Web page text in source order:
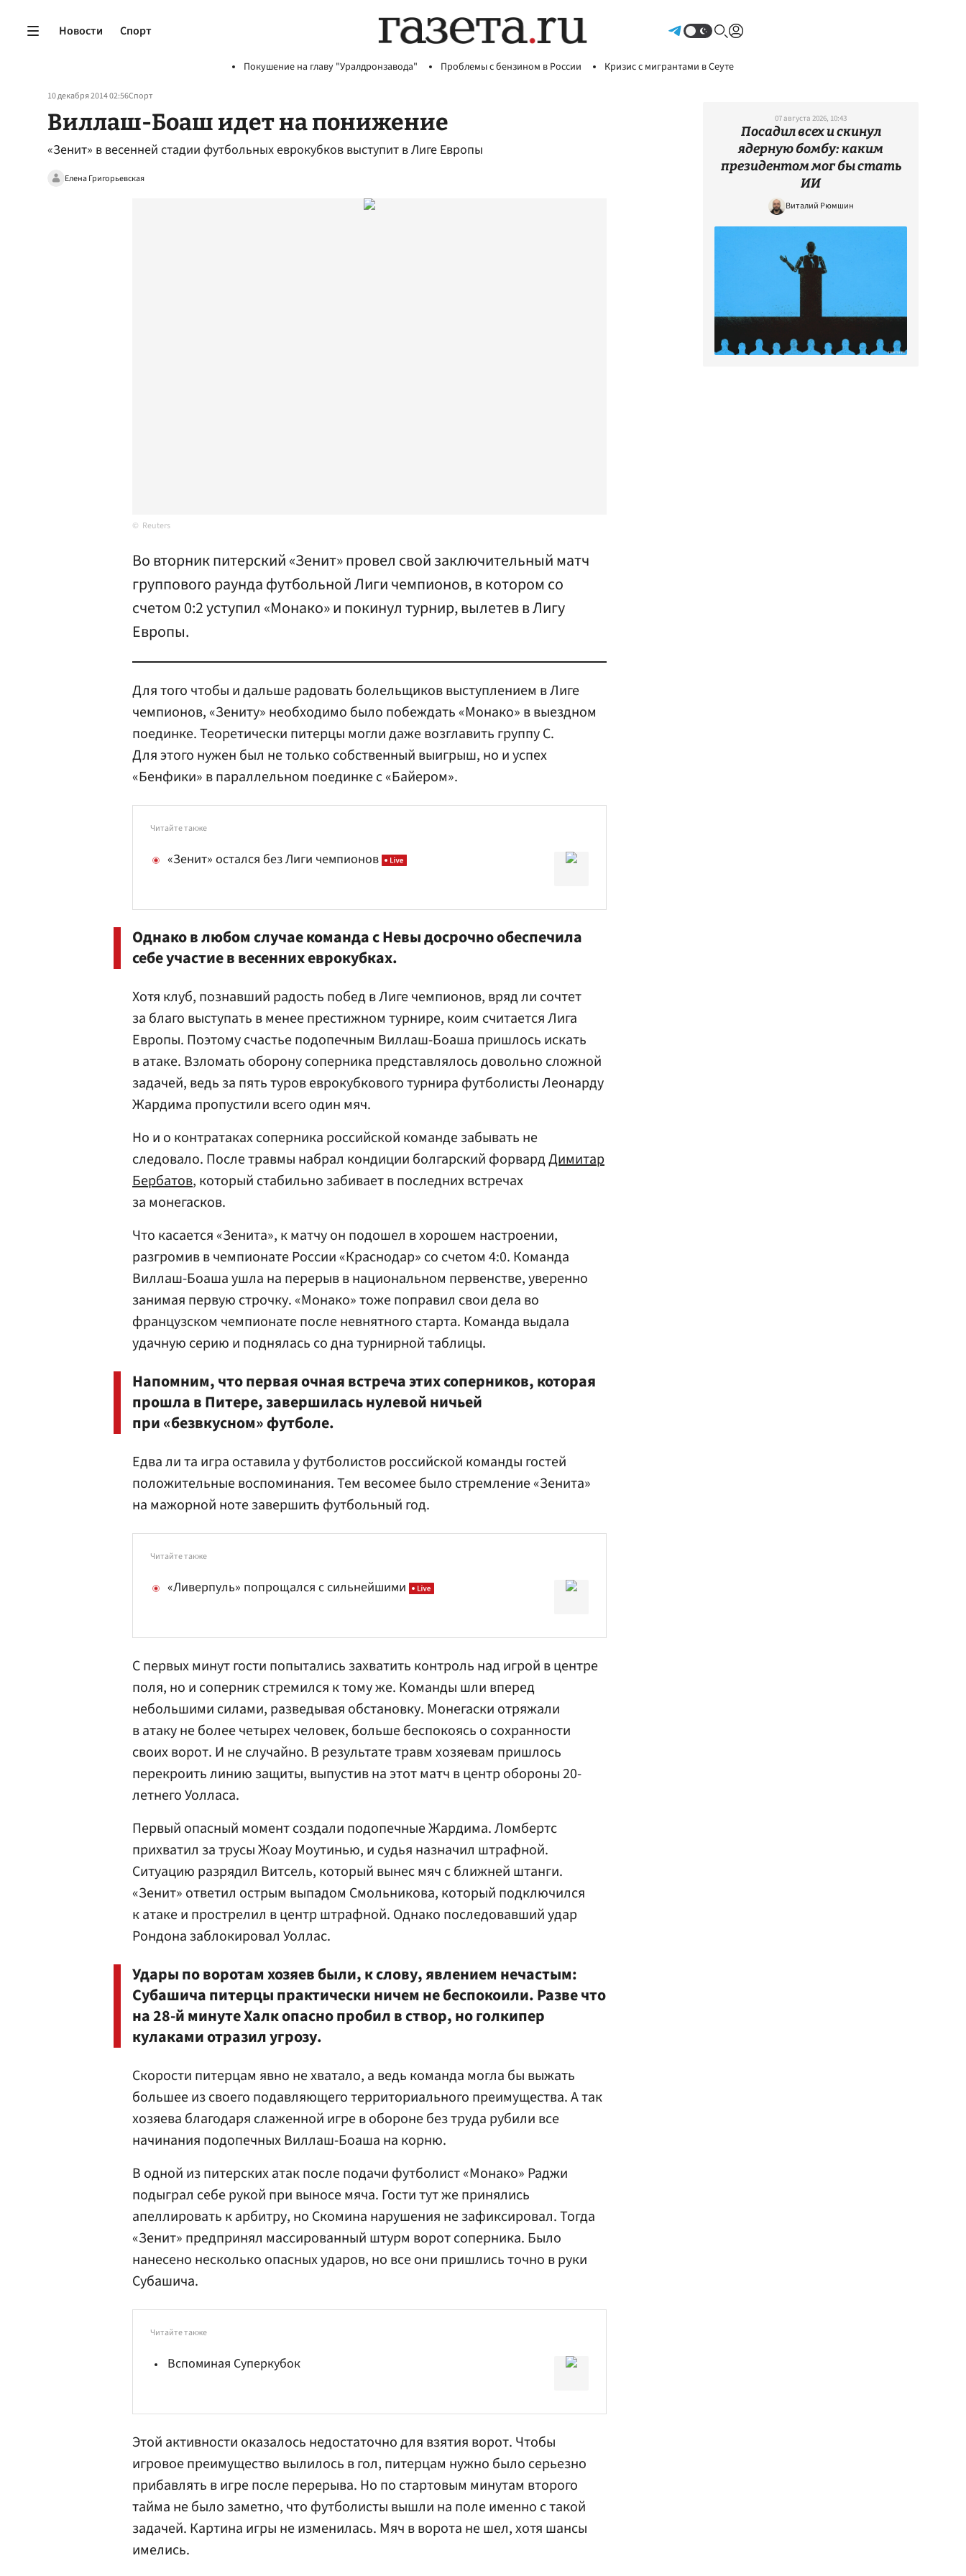
Новости Спорт
Покушение на главу "Уралдронзавода" Проблемы с бензином в России Кризис с мигрантами в Сеуте
10 декабря 2014 02:56Спорт
Виллаш-Боаш идет на понижение
«Зенит» в весенней стадии футбольных еврокубков выступит в Лиге Европы
Елена Григорьевская
Reuters
Во вторник питерский «Зенит» провел свой заключительный матч
группового раунда футбольной Лиги чемпионов, в котором со
счетом 0:2 уступил «Монако» и покинул турнир, вылетев в Лигу
Европы.
Для того чтобы и дальше радовать болельщиков выступлением в Лиге
чемпионов, «Зениту» необходимо было побеждать «Монако» в выездном
поединке. Теоретически питерцы могли даже возглавить группу С.
Для этого нужен был не только собственный выигрыш, но и успех
«Бенфики» в параллельном поединке с «Байером».
Читайте также
«Зенит» остался без Лиги чемпионов
Однако в любом случае команда с Невы досрочно обеспечила
себе участие в весенних еврокубках.
Хотя клуб, познавший радость побед в Лиге чемпионов, вряд ли сочтет
за благо выступать в менее престижном турнире, коим считается Лига
Европы. Поэтому счастье подопечным Виллаш-Боаша пришлось искать
в атаке. Взломать оборону соперника представлялось довольно сложной
задачей, ведь за пять туров еврокубкового турнира футболисты Леонарду
Жардима пропустили всего один мяч.
Но и о контратаках соперника российской команде забывать не
следовало. После травмы набрал кондиции болгарский форвардДимитар
Бербатов, который стабильно забивает в последних встречах
за монегасков.
Что касается «Зенита», к матчу он подошел в хорошем настроении,
разгромив в чемпионате России «Краснодар» со счетом 4:0. Команда
Виллаш-Боаша ушла на перерыв в национальном первенстве, уверенно
занимая первую строчку. «Монако» тоже поправил свои дела во
французском чемпионате после невнятного старта. Команда выдала
удачную серию и поднялась со дна турнирной таблицы.
Напомним, что первая очная встреча этих соперников, которая
прошла в Питере, завершилась нулевой ничьей
при «безвкусном» футболе.
Едва ли та игра оставила у футболистов российской команды гостей
положительные воспоминания. Тем весомее было стремление «Зенита»
на мажорной ноте завершить футбольный год.
Читайте также
«Ливерпуль» попрощался с сильнейшими
С первых минут гости попытались захватить контроль над игрой в центре
поля, но и соперник стремился к тому же. Команды шли вперед
небольшими силами, разведывая обстановку. Монегаски отряжали
в атаку не более четырех человек, больше беспокоясь о сохранности
своих ворот. И не случайно. В результате травм хозяевам пришлось
перекроить линию защиты, выпустив на этот матч в центр обороны 20-
летнего Уолласа.
Первый опасный момент создали подопечные Жардима. Ломбертс
прихватил за трусы Жоау Моутинью, и судья назначил штрафной.
Ситуацию разрядил Витсель, который вынес мяч с ближней штанги.
«Зенит» ответил острым выпадом Смольникова, который подключился
к атаке и прострелил в центр штрафной. Однако последовавший удар
Рондона заблокировал Уоллас.
Удары по воротам хозяев были, к слову, явлением нечастым:
Субашича питерцы практически ничем не беспокоили. Разве что
на 28-й минуте Халк опасно пробил в створ, но голкипер
кулаками отразил угрозу.
Скорости питерцам явно не хватало, а ведь команда могла бы выжать
большее из своего подавляющего территориального преимущества. А так
хозяева благодаря слаженной игре в обороне без труда рубили все
начинания подопечных Виллаш-Боаша на корню.
В одной из питерских атак после подачи футболист «Монако» Раджи
подыграл себе рукой при выносе мяча. Гости тут же принялись
апеллировать к арбитру, но Скомина нарушения не зафиксировал. Тогда
«Зенит» предпринял массированный штурм ворот соперника. Было
нанесено несколько опасных ударов, но все они пришлись точно в руки
Субашича.
Читайте также
Вспоминая Суперкубок
Этой активности оказалось недостаточно для взятия ворот. Чтобы
игровое преимущество вылилось в гол, питерцам нужно было серьезно
прибавлять в игре после перерыва. Но по стартовым минутам второго
тайма не было заметно, что футболисты вышли на поле именно с такой
задачей. Картина игры не изменилась. Мяч в ворота не шел, хотя шансы
имелись.
07 августа 2026, 10:43
Посадил всех и скинул
ядерную бомбу: каким
президентом мог бы стать
ИИ
Виталий Рюмшин